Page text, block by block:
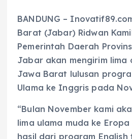
BANDUNG –
Barat (Jabar) Ridwan
Pemerintah Daerah
Jabar akan mengirim lima
Jawa Barat lulusan
Ulama ke Inggris pada
“Bulan November kami
lima ulama muda ke
hasil dari program English